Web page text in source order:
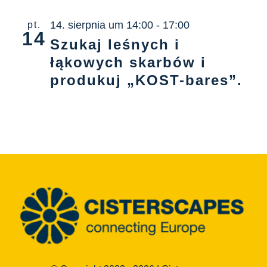
Pliki do pobrania
Miejsce nauki
pt.
14
14. sierpnia um 14:00 - 17:00
Szukaj leśnych i
łąkowych skarbów i
produkuj „KOST-bares”.